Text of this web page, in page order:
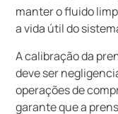
manter o fluido
a vida útil do
A calibração da
deve ser
operações de
garante que a